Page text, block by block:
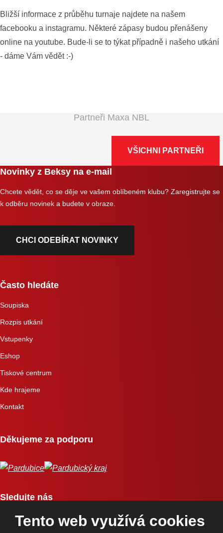
Bližší informace z průběhu turnaje najdete na našem
facebooku a instagramu. Některé zápasy budou přenášeny
online na youtube. Bude-li se to týkat případně i našeho utkání
- dáme Vám vědět :-)
Partneři Maxa NBL
VŠICHNI PARTNEŘI
Novinky z Beksy na e-mail
Chcete vědět, co se děje ve vašem oblíbeném klubu? Zaregistrujte se
k odběru novinek a budete v obraze.
CHCI ODEBÍRAT NOVINKY
Často hledáte
Soupiska
Rozpis utkání
Vstupenky
Eshop
Tiskové centrum
Kde hrajeme
Kontakt
Děkujeme za podporu
Sledujte nás
Tento web využívá cookies